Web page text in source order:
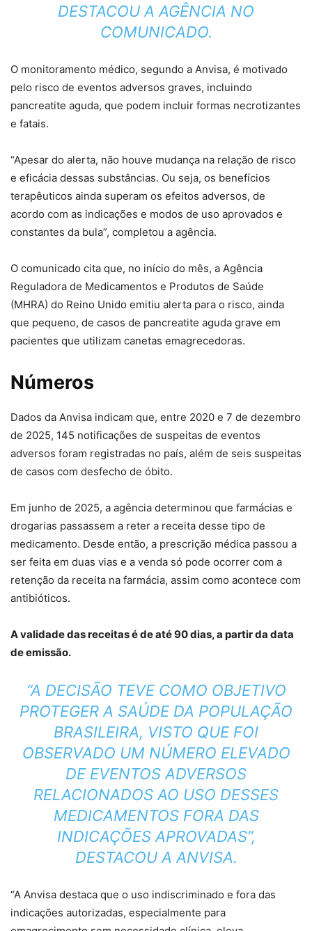
DESTACOU A AGÊNCIA NO
COMUNICADO.
O monitoramento médico, segundo a Anvisa, é motivado
pelo risco de eventos adversos graves, incluindo
pancreatite aguda, que podem incluir formas necrotizantes
e fatais.
“Apesar do alerta, não houve mudança na relação de risco
e eficácia dessas substâncias. Ou seja, os benefícios
terapêuticos ainda superam os efeitos adversos, de
acordo com as indicações e modos de uso aprovados e
constantes da bula”, completou a agência.
O comunicado cita que, no início do mês, a Agência
Reguladora de Medicamentos e Produtos de Saúde
(MHRA) do Reino Unido emitiu alerta para o risco, ainda
que pequeno, de casos de pancreatite aguda grave em
pacientes que utilizam canetas emagrecedoras.
Números
Dados da Anvisa indicam que, entre 2020 e 7 de dezembro
de 2025, 145 notificações de suspeitas de eventos
adversos foram registradas no país, além de seis suspeitas
de casos com desfecho de óbito.
Em junho de 2025, a agência determinou que farmácias e
drogarias passassem a reter a receita desse tipo de
medicamento. Desde então, a prescrição médica passou a
ser feita em duas vias e a venda só pode ocorrer com a
retenção da receita na farmácia, assim como acontece com
antibióticos.
A validade das receitas é de até 90 dias, a partir da data
de emissão.
“A DECISÃO TEVE COMO OBJETIVO
PROTEGER A SAÚDE DA POPULAÇÃO
BRASILEIRA, VISTO QUE FOI
OBSERVADO UM NÚMERO ELEVADO
DE EVENTOS ADVERSOS
RELACIONADOS AO USO DESSES
MEDICAMENTOS FORA DAS
INDICAÇÕES APROVADAS”,
DESTACOU A ANVISA.
“A Anvisa destaca que o uso indiscriminado e fora das
indicações autorizadas, especialmente para